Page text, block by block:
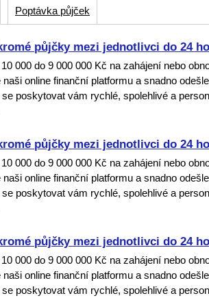
Poptávka půjček
půjčky mezi jednotlivci do 24
000 do 9 000 000 Kč na zahájení nebo
online finanční platformu a snadno
poskytovat vám rychlé, spolehlivé a
půjčky mezi jednotlivci do 24
000 do 9 000 000 Kč na zahájení nebo
online finanční platformu a snadno
poskytovat vám rychlé, spolehlivé a
půjčky mezi jednotlivci do 24
000 do 9 000 000 Kč na zahájení nebo
online finanční platformu a snadno
poskytovat vám rychlé, spolehlivé a